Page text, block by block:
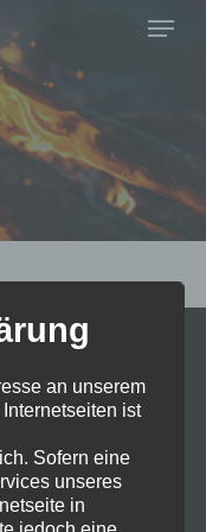
Menu
an unserem
ist
Sofern eine
unseres
in